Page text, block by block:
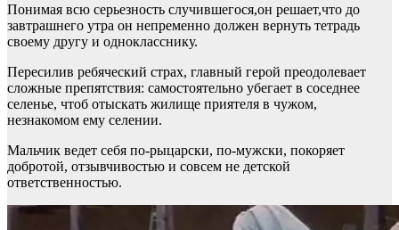
Понимая всю серьезность случившегося,он решает,что до
завтрашнего утра он непременно должен вернуть тетрадь
своему другу и однокласснику.
Пересилив ребяческий страх, главный герой преодолевает
сложные препятствия: самостоятельно убегает в соседнее
селенье, чтоб отыскать жилище приятеля в чужом,
незнакомом ему селении.
Мальчик ведет себя по-рыцарски, по-мужски, покоряет
добротой, отзывчивостью и совсем не детской
ответственностью.